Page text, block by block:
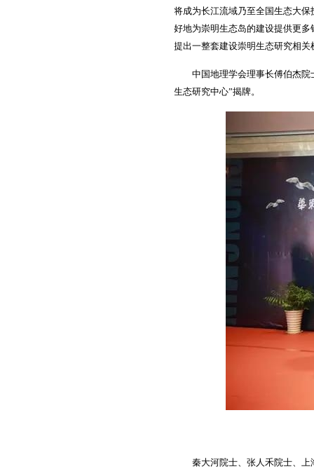
将成为长江流域乃至全国生态大
好地为崇明生态岛的建设提供更
提出一整套建设崇明生态研究相
中国地理学会理事长傅伯杰院
生态研究中心”揭牌。
秦大河院士、张人禾院士、上